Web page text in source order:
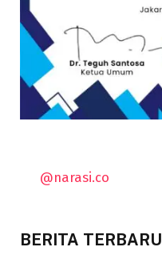
@narasi.co
BERITA TERBARU